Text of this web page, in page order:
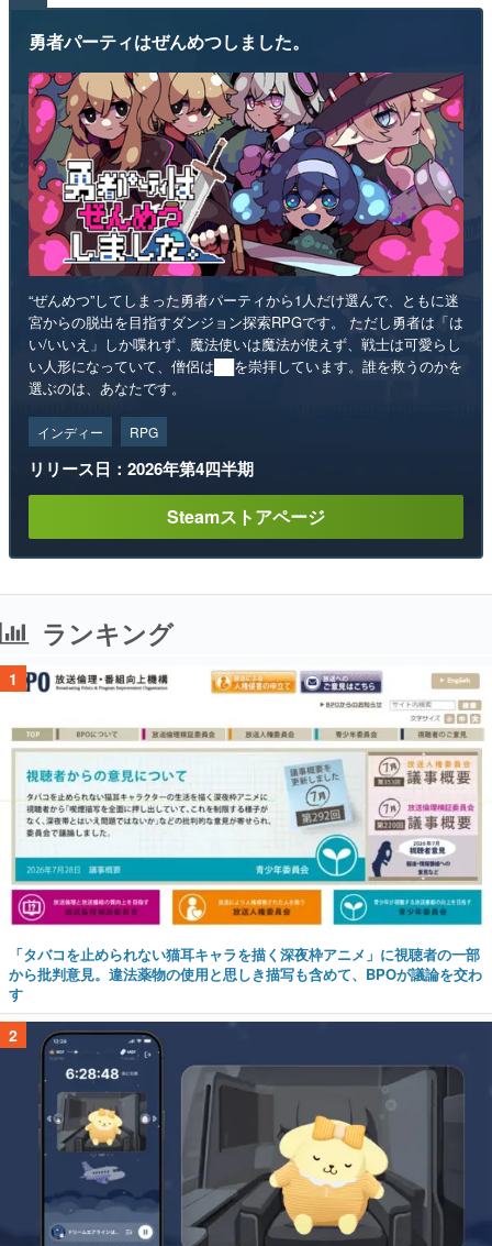
勇者パーティはぜんめつしました。
“ぜんめつ”してしまった勇者パーティから1人だけ選んで、ともに迷
宮からの脱出を目指すダンジョン探索RPGです。 ただし勇者は「は
い/いいえ」しか喋れず、魔法使いは魔法が使えず、戦士は可愛らし
い人形になっていて、僧侶は██を崇拝しています。誰を救うのかを
選ぶのは、あなたです。
インディー RPG
リリース日：2026年第4四半期
Steamストアページ
ランキング
1
「タバコを止められない猫耳キャラを描く深夜枠アニメ」に視聴者の一部
から批判意見。違法薬物の使用と思しき描写も含めて、BPOが議論を交わ
す
2